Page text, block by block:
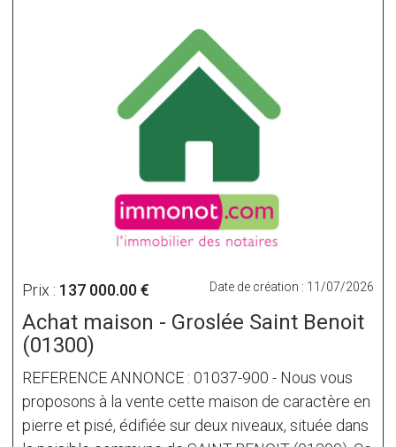
Prix : 137 000.00 € Date de création : 11/07/2026
Achat maison - Groslée Saint Benoit
(01300)
REFERENCE ANNONCE : 01037-900 - Nous vous
proposons à la vente cette maison de caractère en
pierre et pisé, édifiée sur deux niveaux, située dans